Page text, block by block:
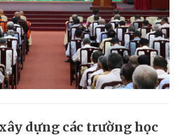
dựng các trường học